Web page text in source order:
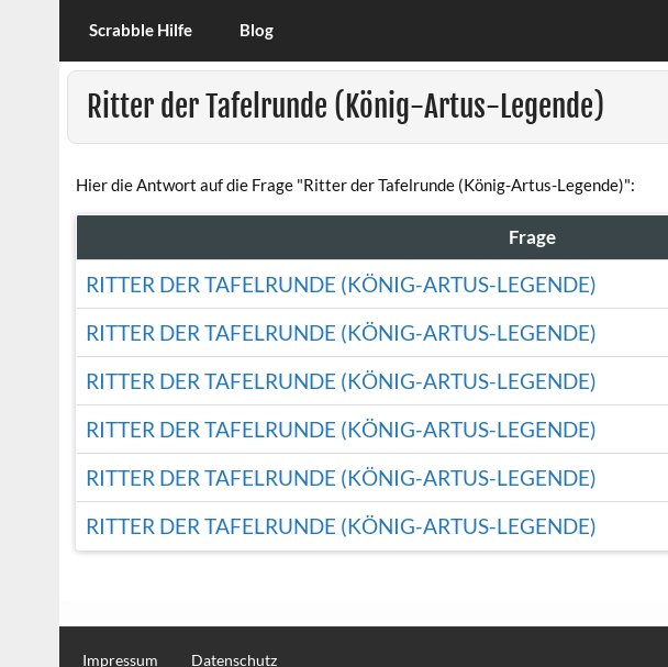
Scrabble Hilfe Blog
Ritter der Tafelrunde (König-Artus-Legende)
Hier die Antwort auf die Frage "Ritter der Tafelrunde (König-Artus-Legende)":
Frage
RITTER DER TAFELRUNDE (KÖNIG-ARTUS-LEGENDE)
RITTER DER TAFELRUNDE (KÖNIG-ARTUS-LEGENDE)
RITTER DER TAFELRUNDE (KÖNIG-ARTUS-LEGENDE)
RITTER DER TAFELRUNDE (KÖNIG-ARTUS-LEGENDE)
RITTER DER TAFELRUNDE (KÖNIG-ARTUS-LEGENDE)
RITTER DER TAFELRUNDE (KÖNIG-ARTUS-LEGENDE)
Impressum Datenschutz